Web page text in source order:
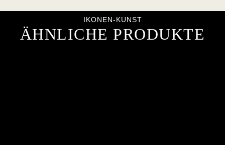
IKONEN-KUNST
ÄHNLICHE PRODUKTE